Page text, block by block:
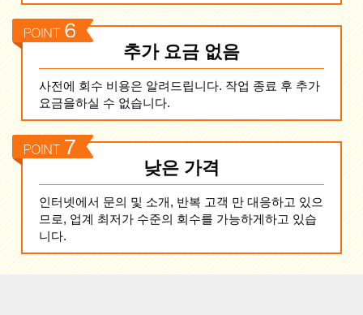
추가 요금 없음
사전에 회수 비용은 알려드립니다. 작업 종료 후 추가
요금을하실 수 없습니다.
낮은 가격
인터넷에서 문의 및 소개, 반복 고객 만 대응하고 있으
므로, 업계 최저가 수준의 회수를 가능하게하고 있습
니다.